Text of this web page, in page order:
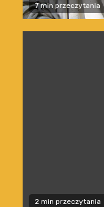
7 min przeczytania
2 min przeczytania